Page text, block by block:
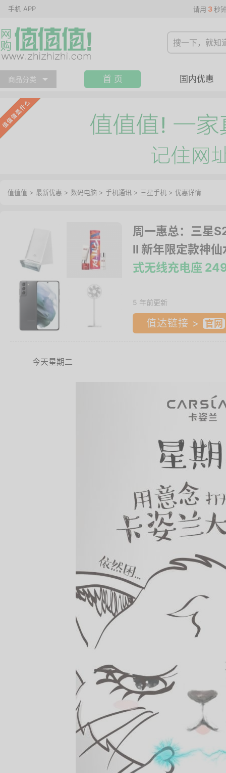
手机 APP 请用 3 秒
商品分类 首 页 国内优惠
值值值 > 最新优惠 > 数码电脑 > 手机通讯 > 三星手机 > 优惠详情
周一惠总：三星
II 新年限定款神
式无线充电座
5 年前更新
值达链接 >
今天星期二